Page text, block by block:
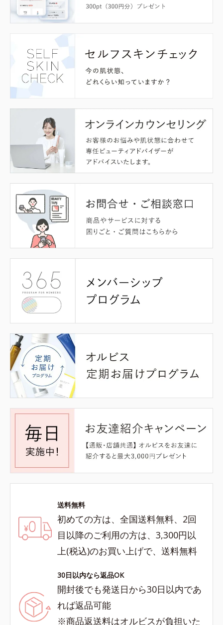
送料無料
初めての方は、全国送料無料、2回
目以降のご利用の方は、3,300円以
上(税込)のお買い上げで、送料無料
30日以内なら返品OK
開封後でも発送日から30日以内であ
れば返品可能
※商品返送料はオルビスが負担いた